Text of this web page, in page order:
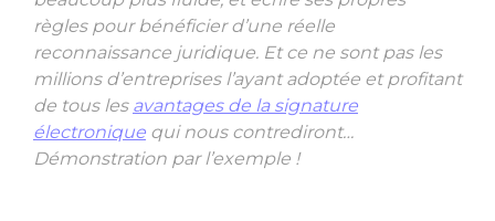
conseiller
règles pour bénéficier d’une réelle
reconnaissance juridique. Et ce ne sont pas les
millions d’entreprises l’ayant adoptée et profitant
de tous les avantages de la signature
électronique qui nous contrediront…
Démonstration par l’exemple !